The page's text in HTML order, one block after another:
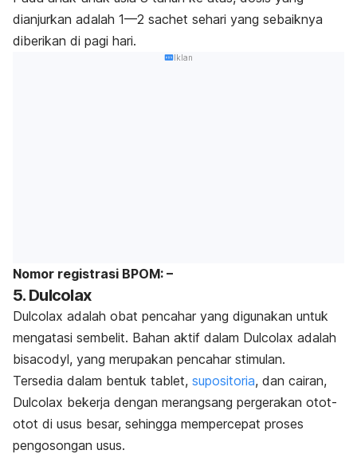
dianjurkan adalah 1—2 sachet sehari yang sebaiknya
diberikan di pagi hari.
Iklan
Nomor registrasi BPOM: –
5. Dulcolax
Dulcolax adalah obat pencahar yang digunakan untuk
mengatasi sembelit. Bahan aktif dalam Dulcolax adalah
bisacodyl, yang merupakan pencahar stimulan.
Tersedia dalam bentuk tablet, supositoria, dan cairan,
Dulcolax bekerja dengan merangsang pergerakan otot-
otot di usus besar, sehingga mempercepat proses
pengosongan usus.